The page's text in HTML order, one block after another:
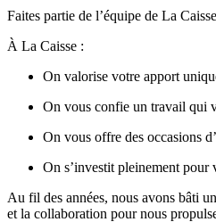
Faites partie de l’équipe de La
À La Caisse :
On valorise votre apport
On vous confie un travail qui
On vous offre des occasions
On s’investit pleinement pour
Au fil des années, nous avons bâti
et la collaboration pour nous